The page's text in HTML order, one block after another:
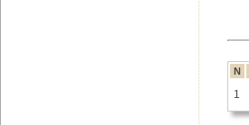
N
1